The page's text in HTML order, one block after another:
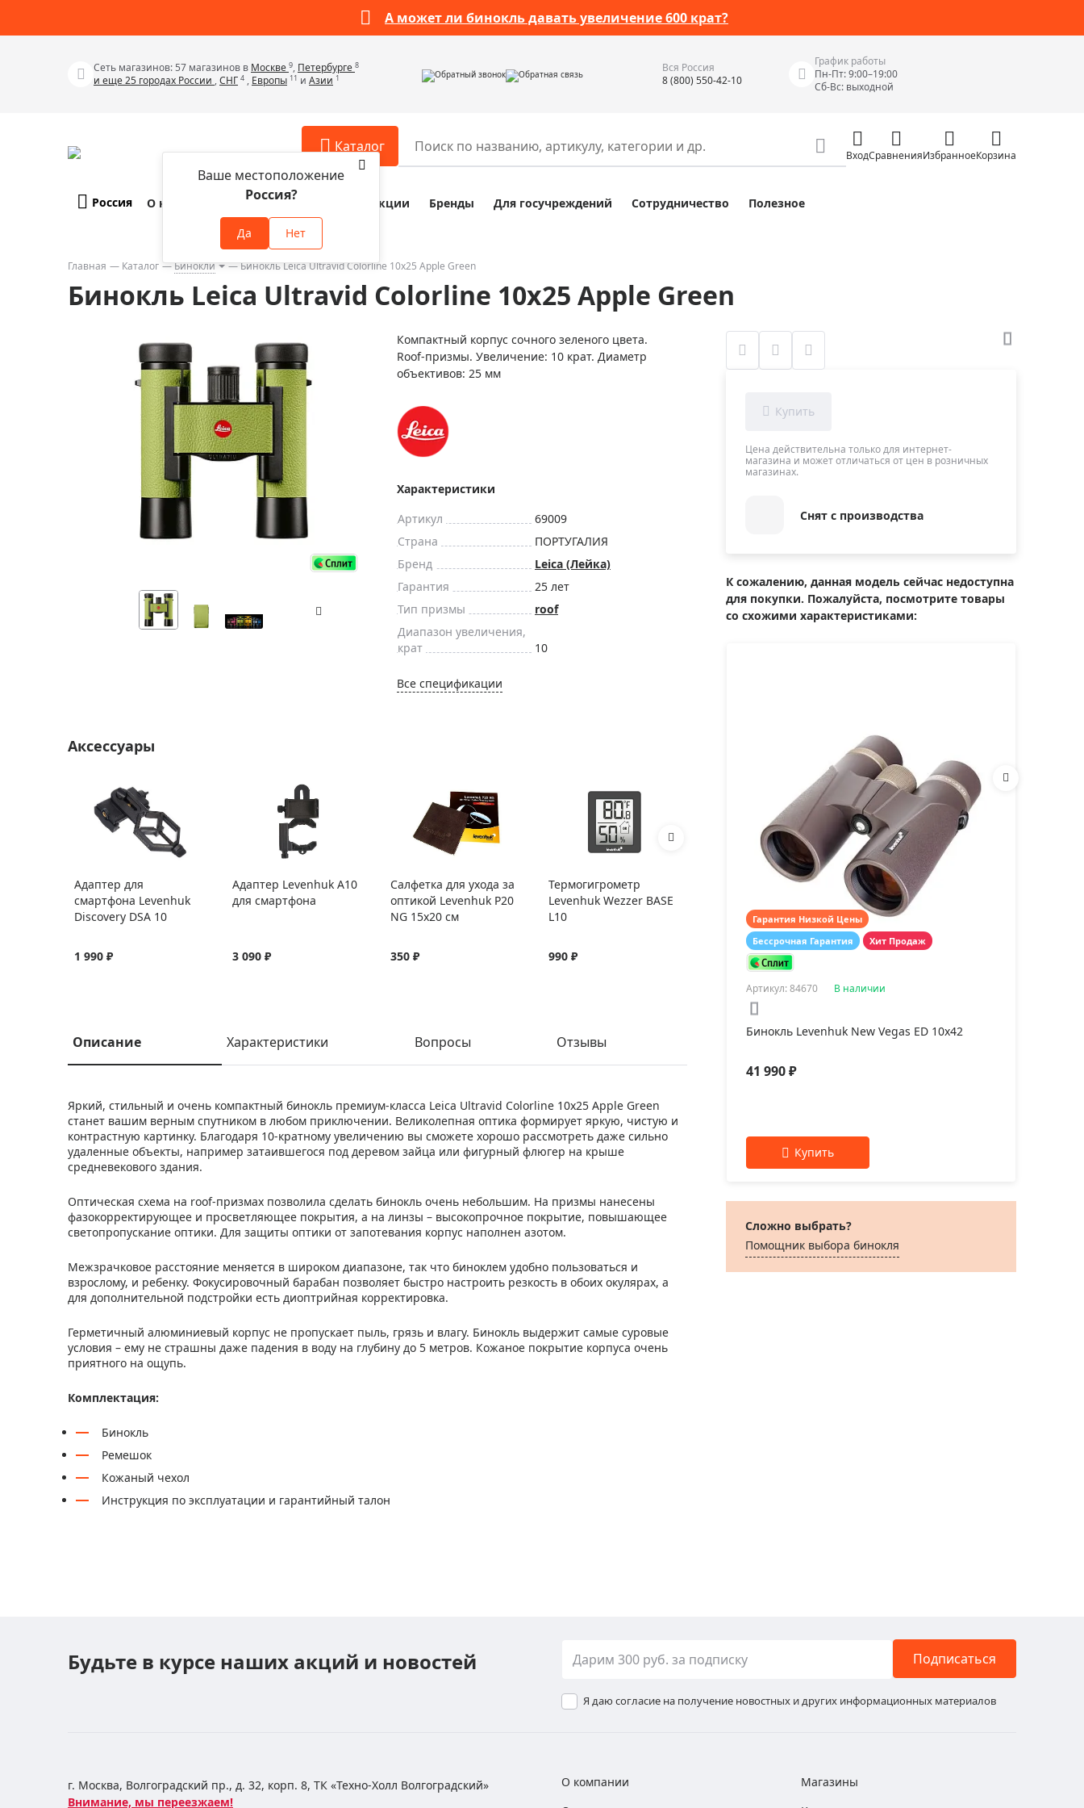
А может ли бинокль давать увеличение 600 крат?
Сеть магазинов: 57 магазинов в Москве 9, Петербурге 8
и еще 25 городах России ,СНГ 4 , Европы 11 и Азии 1 Обратный звонок Обратная связь
Вся Россия
8 (800) 550-42-10
График работы
Пн-Пт: 9:00–19:00
Сб-Вс: выходной
Каталог
Телескопы
Бинокли
Зрительные трубы
Монокуляры
Приборы ночного видения
Фотогаджеты
Метеостанции, барометры, часы
Discovery (Дискавери)
Астропланетарии
Подарки
Аксессуары для микроскопов
Аксессуары для зрительных труб
Аксессуары для луп
Аксессуары для приборов ночного
видения
Распродажа оптики по специальным
Распродажа выставочных образцов
Разное
Наборы исследователя Bresser Junior
Наборы для химических опытов
Глобусы
Глобусы интерактивные
Карты, постеры, литература
Фонари
Элементы питания, карты памяти
Фотоловушки
Экшн-камеры
Измерительные инструменты
Приборы неразрушающего контроля
Приборы теплового контроля
Детекторы проводки
Лазерные дальномеры
Курвиметры
Тестеры качества воды
ВходСравненияИзбранноеКорзина
Россия
Ваше местоположение
Россия?
Да Нет
О компании Оплата и доставка Акции Бренды Для госучреждений Сотрудничество Полезное
Главная Каталог Бинокли Бинокль Leica Ultravid Colorline 10x25 Apple Green
Бинокль Leica Ultravid Colorline 10x25 Apple Green
Компактный корпус сочного зеленого цвета.
Roof-призмы. Увеличение: 10 крат. Диаметр
объективов: 25 мм
Характеристики
Артикул
69009
Страна
ПОРТУГАЛИЯ
Бренд
Leica (Лейка)
Гарантия
25 лет
Тип призмы
roof
Диапазон увеличения,
крат
10
Все спецификации
Аксессуары
Адаптер для
смартфона Levenhuk
Discovery DSA 10
1 990 ₽
Адаптер Levenhuk A10
для смартфона
3 090 ₽
Салфетка для ухода за
оптикой Levenhuk P20
NG 15x20 см
350 ₽
Термогигрометр
Levenhuk Wezzer BASE
L10
990 ₽
Термогигрометр
Описание Характеристики Вопросы Отзывы
Яркий, стильный и очень компактный бинокль премиум-класса Leica Ultravid Colorline 10x25 Apple Green
станет вашим верным спутником в любом приключении. Великолепная оптика формирует яркую, чистую и
контрастную картинку. Благодаря 10-кратному увеличению вы сможете хорошо рассмотреть даже сильно
удаленные объекты, например затаившегося под деревом зайца или фигурный флюгер на крыше
средневекового здания.
Оптическая схема на roof-призмах позволила сделать бинокль очень небольшим. На призмы нанесены
фазокорректирующее и просветляющее покрытия, а на линзы – высокопрочное покрытие, повышающее
светопропускание оптики. Для защиты оптики от запотевания корпус наполнен азотом.
Межзрачковое расстояние меняется в широком диапазоне, так что биноклем удобно пользоваться и
взрослому, и ребенку. Фокусировочный барабан позволяет быстро настроить резкость в обоих окулярах, а
для дополнительной подстройки есть диоптрийная корректировка.
Герметичный алюминиевый корпус не пропускает пыль, грязь и влагу. Бинокль выдержит самые суровые
условия – ему не страшны даже падения в воду на глубину до 5 метров. Кожаное покрытие корпуса очень
приятного на ощупь.
Комплектация:
Бинокль
Ремешок
Кожаный чехол
Инструкция по эксплуатации и гарантийный талон
Цена действительна только для интернет-
магазина и может отличаться от цен в розничных
магазинах.
Снят с производства
К сожалению, данная модель сейчас недоступна
для покупки. Пожалуйста, посмотрите товары
со схожими характеристиками:
Гарантия Низкой Цены
Бессрочная Гарантия
Хит Продаж
Артикул: 84670 В наличии
Бинокль Levenhuk New Vegas ED 10x42
41 990 ₽
Сложно выбрать?
Помощник выбора бинокля
Будьте в курсе наших акций и новостей Подписаться
Я даю согласие на получение новостных и других информационных материалов
г. Москва, Волгоградский пр., д. 32, корп. 8, ТК «Техно-Холл Волгоградский»
Внимание, мы переезжаем!
О компании
Магазины